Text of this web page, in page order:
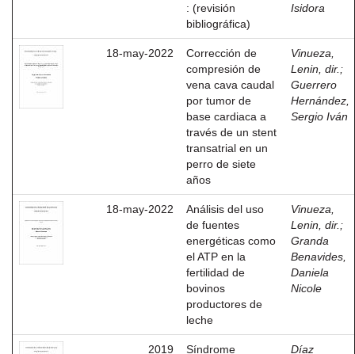
: (revisión
bibliográfica)
Isidora
18-may-2022
Corrección de
compresión de
vena cava caudal
por tumor de
base cardiaca a
través de un stent
transatrial en un
perro de siete
años
Vinueza,
Lenin, dir. ;
Guerrero
Hernández,
Sergio Iván
18-may-2022
Análisis del uso
de fuentes
energéticas como
el ATP en la
fertilidad de
bovinos
productores de
leche
Vinueza,
Lenin, dir. ;
Granda
Benavides,
Daniela
Nicole
2019 Síndrome Díaz